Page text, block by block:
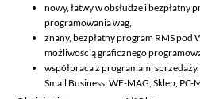
nowy, łatwy w obsłudze i bezpłatny
programowania wag,
znany, bezpłatny program RMS pod
możliwością graficznego
współpraca z programami
Small Business, WF-MAG, Sklep, PC-